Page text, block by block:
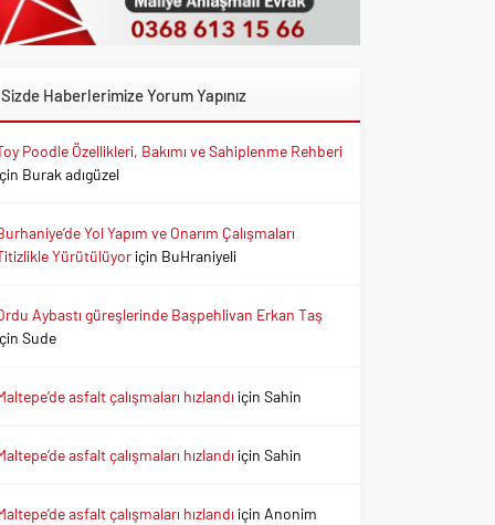
Sizde Haberlerimize Yorum Yapınız
Poodle Özellikleri, Bakımı ve Sahiplenme Rehberi
Burak adıgüzel
Yol Yapım ve Onarım Çalışmaları
Yürütülüyoriçin BuHraniyeli
Aybastı güreşlerinde Başpehlivan Erkan Taş
Sude
asfalt çalışmaları hızlandı içinSahin
asfalt çalışmaları hızlandı içinSahin
asfalt çalışmaları hızlandı için Anonim